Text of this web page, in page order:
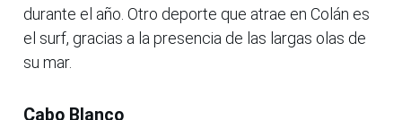
durante el año. Otro deporte que atrae en Colán es
el surf, gracias a la presencia de las largas olas de
su mar.
Cabo Blanco